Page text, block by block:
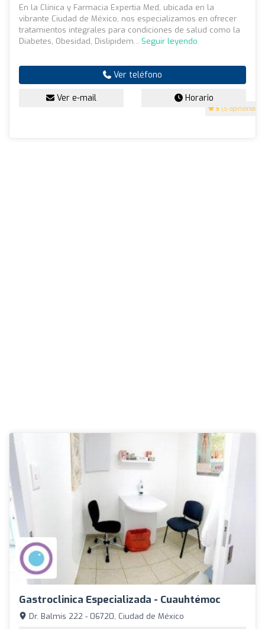
5 (5 opiniones)
En la Clínica y Farmacia Expertia Med, ubicada en la
vibrante Ciudad de México, nos especializamos en ofrecer
tratamientos integrales para condiciones de salud como la
Diabetes, Obesidad, Dislipidem... Seguir leyendo
Ver teléfono
Ver e-mail Horario
Gastroclinica Especializada - Cuauhtémoc
Dr. Balmis 222 - 06720, Ciudad de México